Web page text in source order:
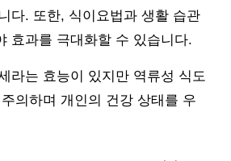
다. 또한, 식이요법과 생활 습관
효과를 극대화할 수 있습니다.
라는 효능이 있지만 역류성 식도
의하며 개인의 건강 상태를 우